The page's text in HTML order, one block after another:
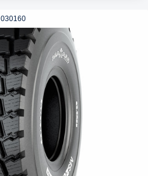
030160